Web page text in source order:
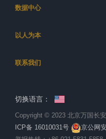
数据中心
以人为本
联系我们
切换语言：
Copyright © 2023 北京万国长
ICP备 16010031号
京公网